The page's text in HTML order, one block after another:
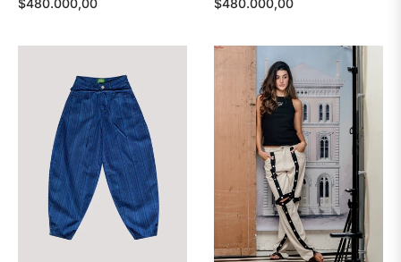
$480.000,00 $480.000,00